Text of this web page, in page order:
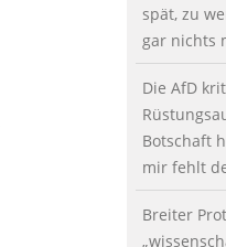
spät, zu
gar nichts
Die AfD
Botschaft
mir fehlt
Breiter